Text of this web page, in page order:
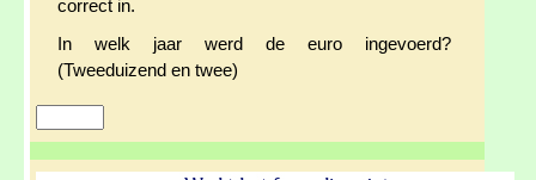
correct in.
In welk jaar werd de euro ingevoerd?
(Tweeduizend en twee)